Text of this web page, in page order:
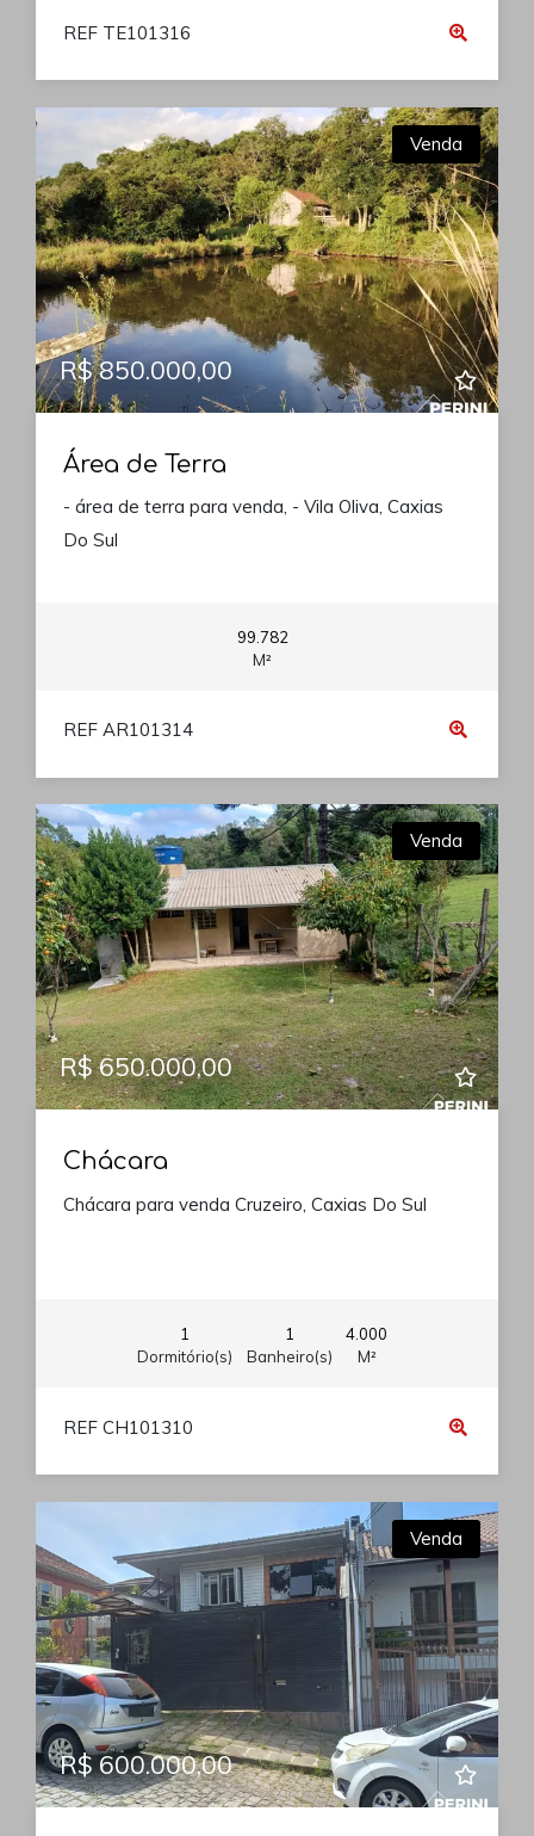
REF TE101316
Venda
R$ 850.000,00
Área de Terra
- área de terra para venda, - Vila Oliva, Caxias
Do Sul
99.782
M²
REF AR101314
Venda
R$ 650.000,00
Chácara
Chácara para venda Cruzeiro, Caxias Do Sul
1
Dormitório(s)
1
Banheiro(s)
4.000
M²
REF CH101310
Venda
R$ 600.000,00